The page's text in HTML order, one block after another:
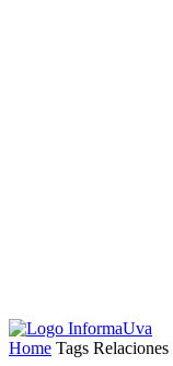
Home Tags